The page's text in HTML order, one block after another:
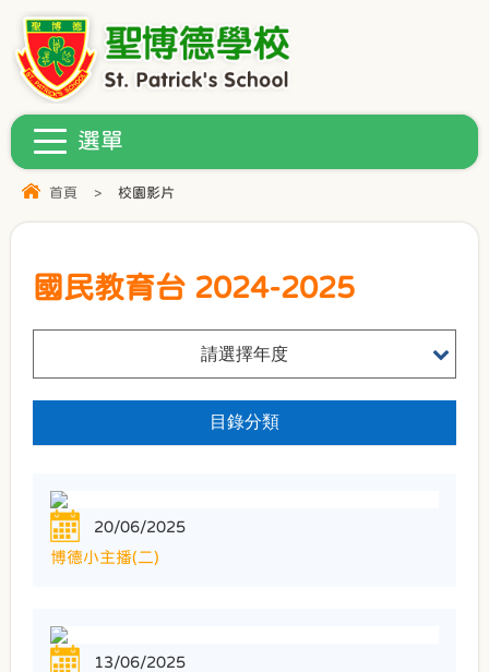
首頁 > 校園影片
國民教育台 2024-2025
請選擇年度
目錄分類
20/06/2025
博德小主播(二)
13/06/2025